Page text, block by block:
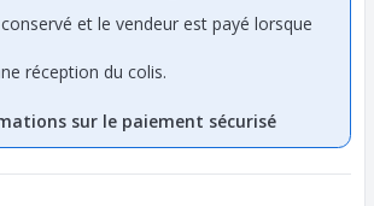
et le vendeur est payé lorsque
réception du colis.
sur le paiement sécurisé